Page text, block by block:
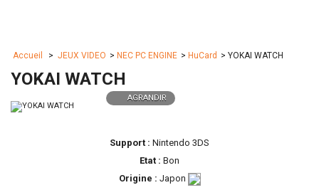
Accueil > JEUX VIDEO > NEC PC ENGINE > HuCard > YOKAI WATCH
YOKAI WATCH
AGRANDIR
Support : Nintendo 3DS
Etat : Bon
Origine : Japon